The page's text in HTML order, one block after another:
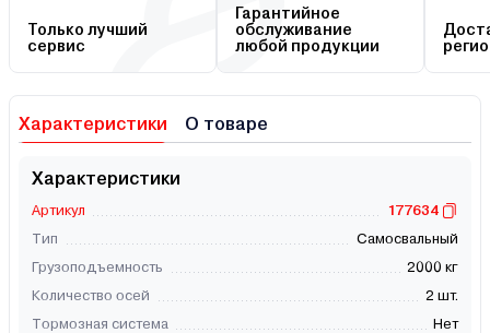
Только лучший
сервис
Гарантийное
обслуживание
любой продукции
Характеристики О товаре
Характеристики
Артикул
177634
Тип
Самосвальный
Грузоподъемность
2000 кг
Количество осей
2 шт.
Тормозная система
Нет